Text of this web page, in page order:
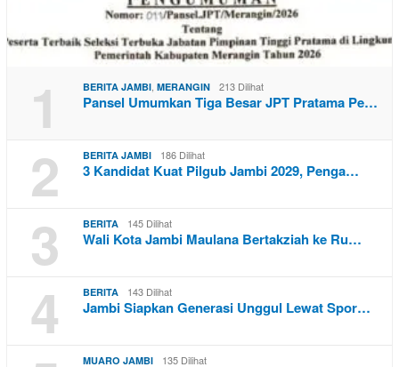
1 BERITA JAMBI, MERANGIN 213 Dilihat
Pansel Umumkan Tiga Besar JPT Pratama Pe…
2 BERITA JAMBI 186 Dilihat
3 Kandidat Kuat Pilgub Jambi 2029, Penga…
3 BERITA 145 Dilihat
Wali Kota Jambi Maulana Bertakziah ke Ru…
4 BERITA 143 Dilihat
Jambi Siapkan Generasi Unggul Lewat Spor…
MUARO JAMBI 135 Dilihat